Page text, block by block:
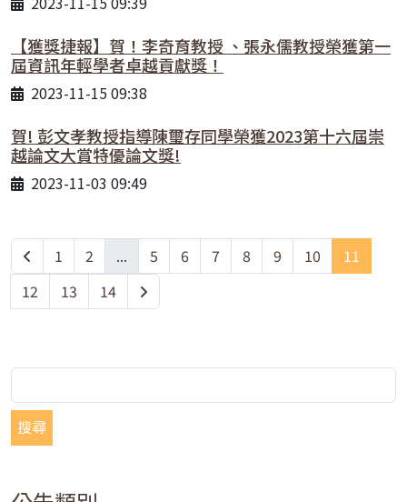
【獲獎捷報】賀！李奇育教授 、張永儒教授榮獲第一
屆資訊年輕學者卓越貢獻獎！
2023-11-15 09:38
賀! 彭文孝教授指導陳璽存同學榮獲2023第十六屆崇
越論文大賞特優論文獎!
2023-11-03 09:49
1 2 ... 5 6 7 8 9 10
11
12
13 14
搜尋